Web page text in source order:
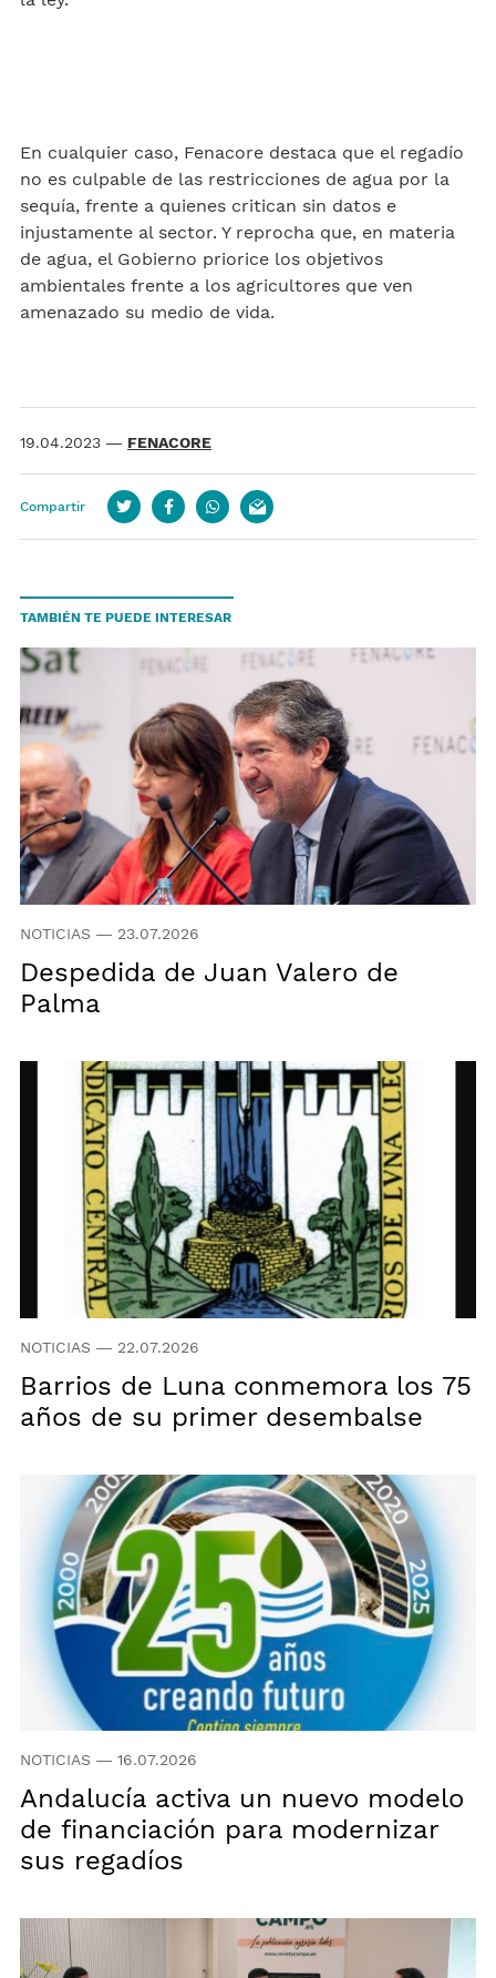
En cualquier caso, Fenacore destaca que el regadío
no es culpable de las restricciones de agua por la
sequía, frente a quienes critican sin datos e
injustamente al sector. Y reprocha que, en materia
de agua, el Gobierno priorice los objetivos
ambientales frente a los agricultores que ven
amenazado su medio de vida.
19.04.2023 — FENACORE
Compartir TwitterFacebookwhatsapp
email
TAMBIÉN TE PUEDE INTERESAR
NOTICIAS — 23.07.2026
Despedida de Juan Valero de
Palma
NOTICIAS — 22.07.2026
Barrios de Luna conmemora los 75
años de su primer desembalse
NOTICIAS — 16.07.2026
Andalucía activa un nuevo modelo
de financiación para modernizar
sus regadíos